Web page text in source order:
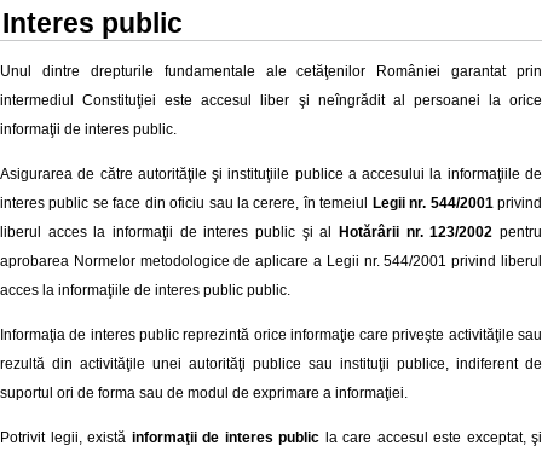
Interes public
Unul dintre drepturile fundamentale ale cetăţenilor României garantat prin
intermediul Constituţiei este accesul liber şi neîngrădit al persoanei la orice
informaţii de interes public.
Asigurarea de către autorităţile şi instituţiile publice a accesului la informaţiile de
interes public se face din oficiu sau la cerere, în temeiul Legii nr. 544/2001privind
liberul acces la informaţii de interes public şi al Hotărârii nr. 123/2002 pentru
aprobarea Normelor metodologice de aplicare a Legii nr. 544/2001 privind liberul
acces la informaţiile de interes public public.
Informaţia de interes public reprezintă orice informaţie care priveşte activităţile sau
rezultă din activităţile unei autorităţi publice sau instituţii publice, indiferent de
suportul ori de forma sau de modul de exprimare a informaţiei.
Potrivit legii, există informaţii de interes public la care accesul este exceptat, şi